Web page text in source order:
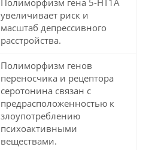
увеличивает риск и
масштаб депрессивного
расстройства.
Полиморфизм генов
переносчика и рецептора
серотонина связан с
предрасположенностью к
злоупотреблению
психоактивными
веществами.